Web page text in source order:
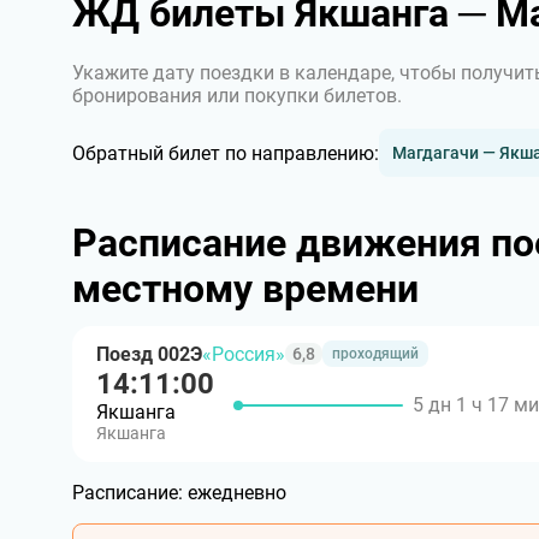
ЖД билеты Якшанга ─
Укажите дату поездки в календаре, чтобы
бронирования или покупки билетов.
Обратный билет по направлению: Магдагачи —
Расписание движения
местному времени
Поезд 002Э«Россия» 6,8 проходящий
14:11:00
Якшанга
Якшанга
5 дн 1 ч 17
Расписание: ежедневно